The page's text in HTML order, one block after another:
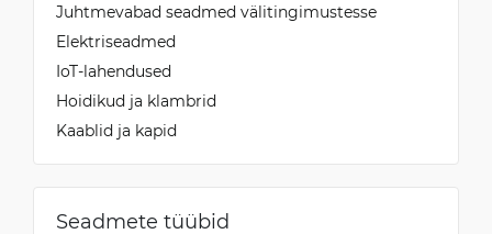
Juhtmevabad seadmed välitingimustesse
Elektriseadmed
IoT-lahendused
Hoidikud ja klambrid
Kaablid ja kapid
Seadmete tüübid